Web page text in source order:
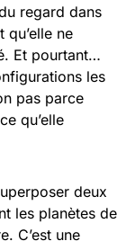
regard dans
qu’elle ne
Et pourtant…
les
pas parce
qu’elle
deux
les planètes de
C’est une